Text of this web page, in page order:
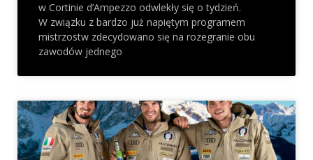
w Cortinie d’Ampezzo odwlekły się o tydzień.
W związku z bardzo już napiętym programem
mistrzostw zdecydowano się na rozegranie obu
zawodów jednego